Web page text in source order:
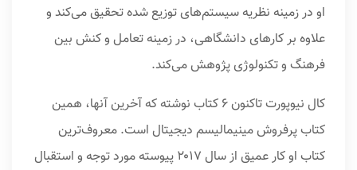
او در زمینه نظریه سیستم‌های توزیع شده تحقیق می‌کند و
علاوه بر کارهای دانشگاهی، در زمینه تعامل و کنش بین
فرهنگ و تکنولوژی پژوهش می‌کند.
کال نیوپورت تاکنون ۶ کتاب نوشته که آخرین آنها، همین
کتاب پرفروش مینیمالیسم دیجیتال است. معروف‌ترین
کتاب او کار عمیق از سال ۲۰۱۷ پیوسته مورد توجه و استقبال